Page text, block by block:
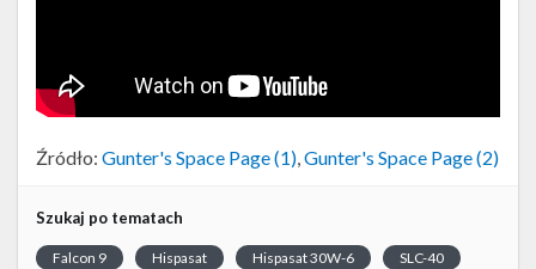
Źródło: Gunter's Space Page (1),Gunter's Space Page (2)
Szukaj po tematach
Falcon 9 Hispasat Hispasat 30W-6 SLC-40